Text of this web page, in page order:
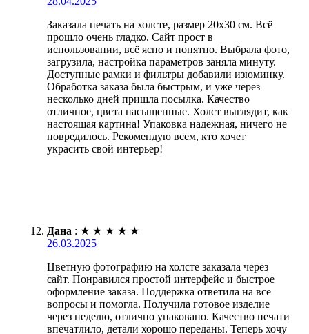
Заказала печать на холсте, размер 20х30 см. Всё
прошло очень гладко. Сайт прост в
использовании, всё ясно и понятно. Выбрала фото,
загрузила, настройка параметров заняла минуту.
Доступные рамки и фильтры добавили изюминку.
Обработка заказа была быстрым, и уже через
несколько дней пришла посылка. Качество
отличное, цвета насыщенные. Холст выглядит, как
настоящая картина! Упаковка надежная, ничего не
повредилось. Рекомендую всем, кто хочет
украсить свой интерьер!
Дана : ★ ★ ★ ★ ★
26.03.2025
Цветную фотографию на холсте заказала через
сайт. Понравился простой интерфейс и быстрое
оформление заказа. Поддержка ответила на все
вопросы и помогла. Получила готовое изделие
через неделю, отлично упаковано. Качество печати
впечатлило, детали хорошо переданы. Теперь хочу